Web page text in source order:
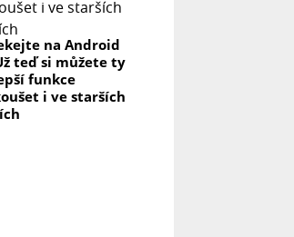
na Android
teď si můžete ty
funkce
i ve starších